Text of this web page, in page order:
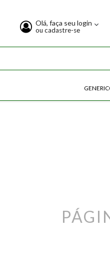
Olá, faça seu login
ou cadastre-se